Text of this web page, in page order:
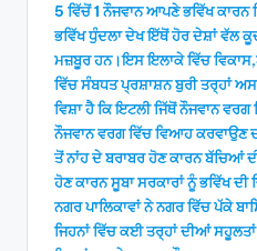
5 ਵਿੱਚੋਂ 1 ਨੌਜਵਾਨ ਆਪਣੇ ਭਵਿੱਖ
ਭਵਿੱਖ ਧੁੰਦਲਾ ਦੇਖ ਇੱਥੋਂ ਹੋਰ ਦੇਸ਼ਾਂ ਵੱਲ
ਮਜ਼ਬੂਰ ਹਨ।ਇਸ ਇਲਾਕੇ ਵਿੱਚ
ਵਿੱਚ ਸੰਬਧਤ ਪ੍ਰਸ਼ਾਸ਼ਨ ਬੁਰੀ ਤਰ੍ਹਾਂ
ਵਿਸ਼ਾ ਹੈ ਕਿ ਇਟਲੀ ਜਿੱਥੋਂ ਨੌਜਵਾਨ
ਨੌਜਵਾਨ ਵਰਗ ਵਿੱਚ ਵਿਆਹ ਕਰਵਾਉਣ
ਤੋਂ ਨਾਂਹ ਦੇ ਬਰਾਬਰ ਹੋਣ ਕਾਰਨ ਬੱਚਿਆਂ
ਹੋਣ ਕਾਰਨ ਸੂਬਾ ਸਰਕਾਰਾਂ ਨੂੰ ਭਵਿੱਖ
ਨਗਰ ਪਾਲਿਕਾਵਾਂ ਨੇ ਨਗਰ ਵਿੱਚ ਪੱਕੇ
ਜਿਹਨਾਂ ਵਿੱਚ ਕਈ ਤਰ੍ਹਾਂ ਦੀਆਂ ਸਹੂਲਤਾਂ